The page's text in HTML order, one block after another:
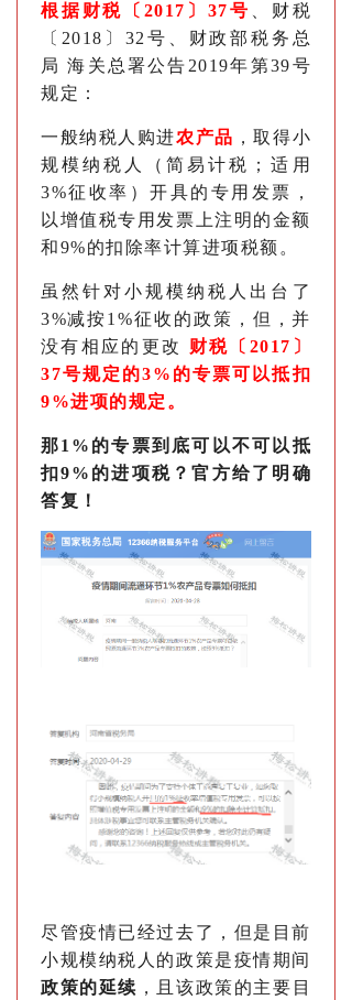
根据财税〔2017〕37号
、财税
〔2018〕32号、财政部税务总
局 海关总署公告2019年第39号
规定：
一般纳税人购进农产品 ，取得小
规模纳税人（简易计税；适用
3%征收率）开具的专用发票，
以增值税专用发票上注明的金额
和9%的扣除率计算进项税额。
虽然针对小规模纳税人出台了
3%减按1%征收的政策，但，并
没有相应的更改
财税〔2017〕
37号规定的3%的专票可以抵扣
9%进项的规定。
那1%的专票到底可以不可以抵
扣9%的进项税？官方给了明确
答复！
尽管疫情已经过去了，但是目前
小规模纳税人的政策是疫情期间
政策的延续 ，且该政策的主要目